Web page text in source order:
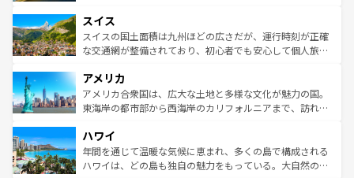
れる地方に足を運ぶとそれぞれで全く異なる文化を体験で
きるだろう。 なお、新着のフランス情報はコンテンツ一覧
を参照してほしい。
は、お酒好きな人にはぜひ体験してほしい。 なお、新着の
ドイツ情報はコンテンツ一覧を参照してほしい。
リアごとに異なる魅力がある。また、優雅なアフタヌーン
ティー、ビール好きにはたまらない英国パブ、サッカー観
戦など、本場だからこそできる体験も豊富。イギリスを旅
ンツ一覧を参照してほしい。
スイス
スイスの国土面積は九州ほどの広さだが、運行時刻が正確
な交通網が整備されており、初心者でも安心して個人旅行
の建物がそのまま残る町や、スイスならではのユニークな
博物館もあり、アルプス観光だけでなく町歩きも満喫する
ことができる。国民の所得が高いため物価も高いが、旅行
ば市内交通費無料で観光を楽しむこともできる。 なお、新
着のスイス情報はコンテンツ一覧 を参照してほしい。
アメリカ
アメリカ合衆国は、広大な土地と多様な文化が魅力の国。
東海岸の都市部から西海岸のカリフォルニアまで、訪れる
のような巨大都市は、観光、ショッピング、エンターテイ
ンメントが詰まった刺激的なスポットだ。一方、アメリカ
西部には大自然が広がり、グランドキャニオンやイエロー
ハワイ
年間を通じて温暖な気候に恵まれ、多くの島で構成される
ハワイは、どの島も独自の魅力をもっている。大自然の神